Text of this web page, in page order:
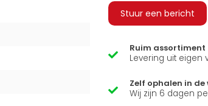
Stuur een bericht
Ruim assortiment
Levering uit eigen
Zelf ophalen in de
Wij zijn 6 dagen